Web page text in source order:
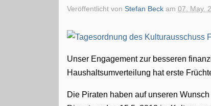
Veröffentlicht vonStefan Beck am07. May.
Unser Engagement zur besseren
Haushaltsumverteilung hat erste
Die Piraten haben auf unseren